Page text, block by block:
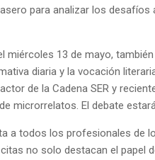
para analizar los
13 de mayo,
diaria y la vocación
de la Cadena SER y
microrrelatos. El debate
a todos los profesionales de
no solo destacan el